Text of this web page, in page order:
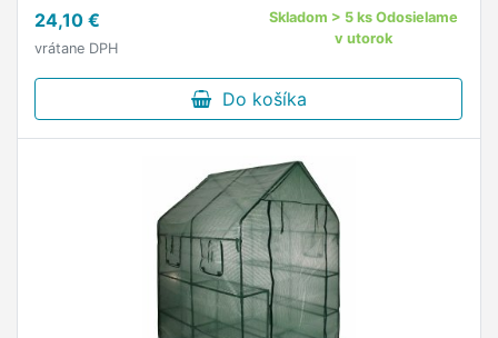
24,10 €
vrátane DPH
Skladom > 5 ks Odosielame
v utorok
Do košíka